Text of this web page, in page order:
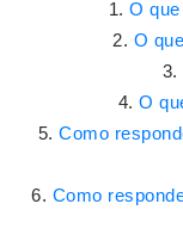
O
O
O
Como
Como